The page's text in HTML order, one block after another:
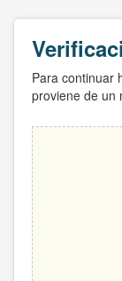
Para continuar
proviene de un